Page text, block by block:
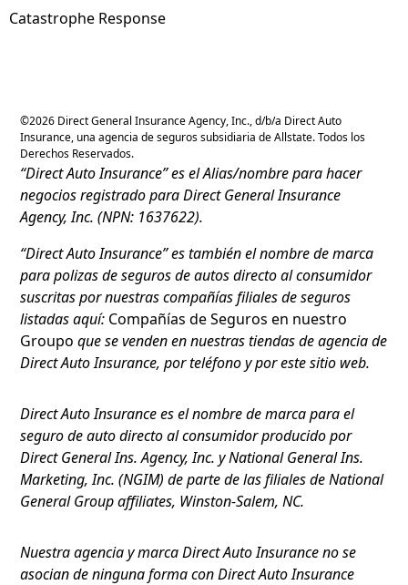
Catastrophe Response
©2026 Direct General Insurance Agency, Inc., d/b/a Direct Auto
Insurance, una agencia de seguros subsidiaria de Allstate. Todos los
Derechos Reservados.
“Direct Auto Insurance” es el Alias/nombre para hacer
negocios registrado para Direct General Insurance
Agency, Inc. (NPN: 1637622).
“Direct Auto Insurance” es también el nombre de marca
para polizas de seguros de autos directo al consumidor
suscritas por nuestras compañías filiales de seguros
listadas aquí: Compañías de Seguros en nuestro
Groupo que se venden en nuestras tiendas de agencia de
Direct Auto Insurance, por teléfono y por este sitio web.
Direct Auto Insurance es el nombre de marca para el
seguro de auto directo al consumidor producido por
Direct General Ins. Agency, Inc. y National General Ins.
Marketing, Inc. (NGIM) de parte de las filiales de National
General Group affiliates, Winston-Salem, NC.
Nuestra agencia y marca Direct Auto Insurance no se
asocian de ninguna forma con Direct Auto Insurance